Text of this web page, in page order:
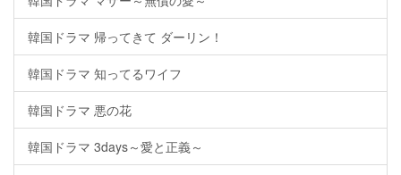
韓国ドラマ 帰ってきて ダーリン！
韓国ドラマ 知ってるワイフ
韓国ドラマ 悪の花
韓国ドラマ 3days～愛と正義～